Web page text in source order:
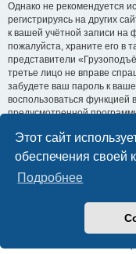
Этот сайт
обеспечения своей
Подробнее
Однако не рекомендуется
регистрируясь на других
к вашей учётной записи
пожалуйста, храните его в
представители
третье лицо не вправе
забудете ваш пароль к
воспользоваться
предусмотренной
необходимо ввести ваше
программное обеспечение
вашей учётной записи.
Создано на основе